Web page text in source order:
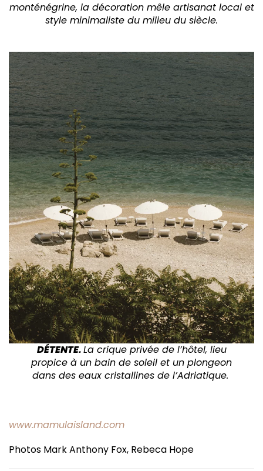
monténégrine, la décoration mêle artisanat local et
style minimaliste du milieu du siècle.
DÉTENTE.La crique privée de l’hôtel, lieu
propice à un bain de soleil et un plongeon
dans des eaux cristallines de l’Adriatique.
www.mamulaisland.com
Photos Mark Anthony Fox, Rebeca Hope